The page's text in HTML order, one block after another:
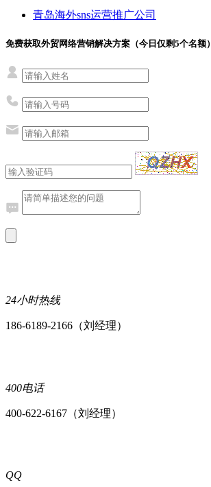
青岛海外sns运营推广公司
免费获取外贸网络营销解决方案（今日仅剩5个名额）
24小时热线
186-6189-2166（刘经理）
400电话
400-622-6167（刘经理）
QQ